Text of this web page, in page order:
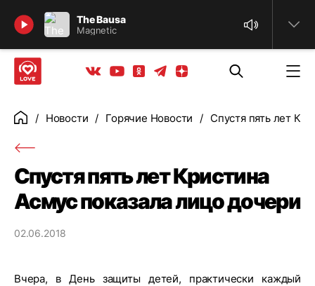
The Bausa
Magnetic
Найти
Вконтакте
YoutubeОдноклассники
ТелеграмЯндекс дзен
ГлавнаяНовости Горячие Новости Спустя пять лет
Спустя пять лет Кристина
Асмус показала лицо дочери
02.06.2018
Вчера, в День защиты детей, практически каждый